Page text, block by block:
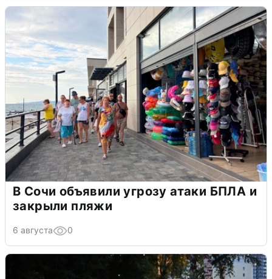
В Сочи объявили угрозу атаки БПЛА и
закрыли пляжи
6 августа 0